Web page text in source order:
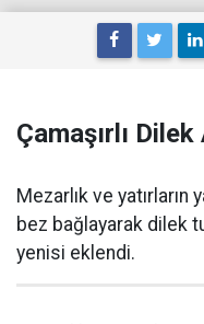
Çamaşırlı Dilek
Mezarlık ve yatırların
bez bağlayarak dilek
yenisi eklendi.